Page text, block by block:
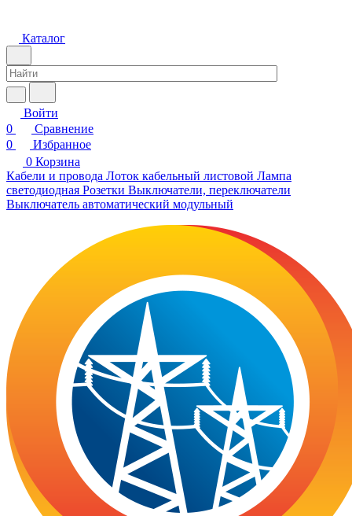
Каталог
Войти
0
Сравнение
0
Избранное
0 Корзина
Кабели и провода Лоток кабельный листовой Лампа
светодиодная Розетки Выключатели, переключатели
Выключатель автоматический модульный